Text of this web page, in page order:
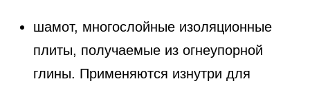
шамот, многослойные изоляционные
плиты, получаемые из огнеупорной
глины. Применяются изнутри для